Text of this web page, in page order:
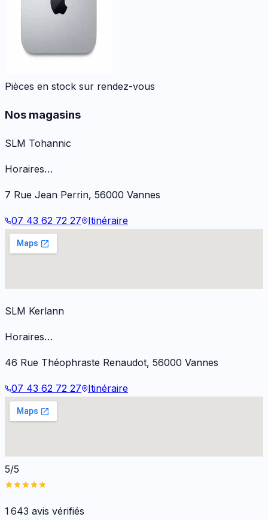
Pièces en stock sur rendez-vous
Nos magasins
SLM Tohannic
Horaires…
7 Rue Jean Perrin, 56000 Vannes
07 43 62 72 27 Itinéraire
SLM Kerlann
Horaires…
46 Rue Théophraste Renaudot, 56000 Vannes
07 43 62 72 27 Itinéraire
5/5
1 643 avis vérifiés